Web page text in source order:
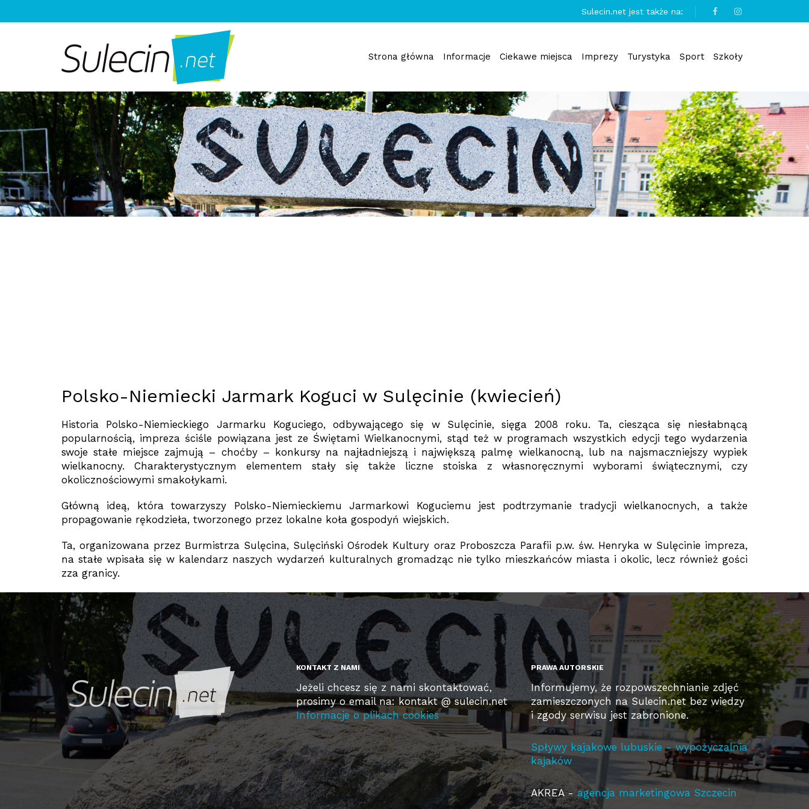
Sulecin.net jest także na:
Strona główna Informacje Ciekawe miejsca Imprezy Turystyka Sport Szkoły
Polsko-Niemiecki Jarmark Koguci w Sulęcinie (kwiecień)
Historia Polsko-Niemieckiego Jarmarku Koguciego, odbywającego się w Sulęcinie, sięga 2008 roku. Ta, ciesząca się niesłabnącą
popularnością, impreza ściśle powiązana jest ze Świętami Wielkanocnymi, stąd też w programach wszystkich edycji tego wydarzenia
swoje stałe miejsce zajmują – choćby – konkursy na najładniejszą i największą palmę wielkanocną, lub na najsmaczniejszy wypiek
wielkanocny. Charakterystycznym elementem stały się także liczne stoiska z własnoręcznymi wyborami świątecznymi, czy
okolicznościowymi smakołykami.
Główną ideą, która towarzyszy Polsko-Niemieckiemu Jarmarkowi Koguciemu jest podtrzymanie tradycji wielkanocnych, a także
propagowanie rękodzieła, tworzonego przez lokalne koła gospodyń wiejskich.
Ta, organizowana przez Burmistrza Sulęcina, Sulęciński Ośrodek Kultury oraz Proboszcza Parafii p.w. św. Henryka w Sulęcinie impreza,
na stałe wpisała się w kalendarz naszych wydarzeń kulturalnych gromadząc nie tylko mieszkańców miasta i okolic, lecz również gości
zza granicy.
KONTAKT Z NAMI
Jeżeli chcesz się z nami skontaktować,
prosimy o email na: kontakt @ sulecin.net
Informacje o plikach cookies
PRAWA AUTORSKIE
Informujemy, że rozpowszechnianie zdjęć
zamieszczonych na Sulecin.net bez wiedzy
i zgody serwisu jest zabronione.
Spływy kajakowe lubuskie - wypożyczalnia
kajaków
AKREA -agencja marketingowa Szczecin